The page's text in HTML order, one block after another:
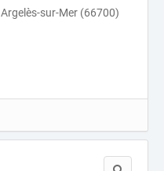
sur-Mer (66700)